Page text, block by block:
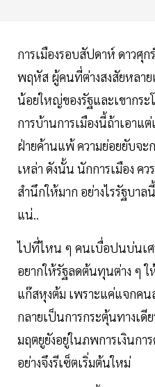
การเมืองรอบสัปดาห์ ดาวศุก
พฤหัส ผู้คนที่ต่างสงสัยหลาย
น้อยใหญ่ของรัฐและเขากร
การบ้านการเมืองนี้ถ้าเอา
ฝ่ายค้านแพ้ ความย่อยยับจ
เหล่า ดังนั้น นักการเมือง ค
สำนึกให้มาก อย่างไรรัฐบา
แน่..
ไปที่ไหน ๆ คนเบื่อปนบ่นเศ
อยากให้รัฐลดต้นทุนต่าง ๆ
แก๊สหุงต้ม เพราะแค่แจกคน
กลายเป็นการกระตุ้นทางเดี
มฤตยูยังอยู่ในภพการเงินก
อย่างจึงรีเซ็ตเริ่มต้นใหม่